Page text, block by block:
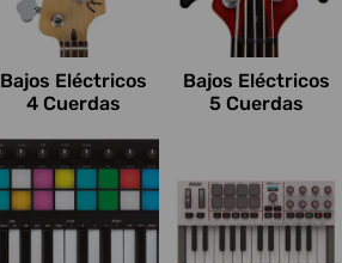
Bajos Eléctricos
4 Cuerdas
Bajos Eléctricos
5 Cuerdas